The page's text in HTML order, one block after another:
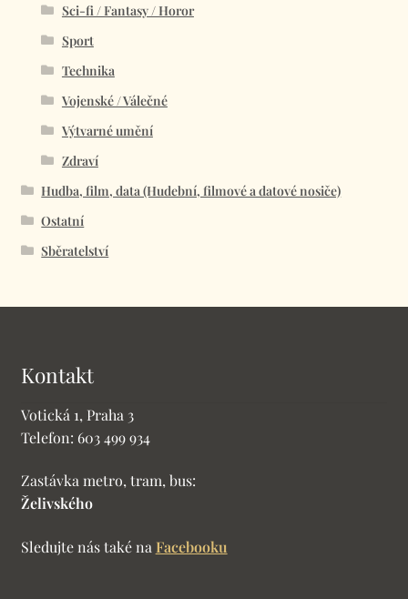
Sci-fi / Fantasy / Horor
Sport
Technika
Vojenské / Válečné
Výtvarné umění
Zdraví
Hudba, film, data (Hudební, filmové a datové nosiče)
Ostatní
Sběratelství
Kontakt
Votická 1, Praha 3
Telefon: 603 499 934
Zastávka metro, tram, bus:
Želivského
Sledujte nás také na Facebooku